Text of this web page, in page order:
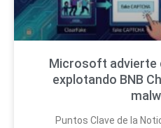
Microsoft advierte
explotando BNB
Puntos Clave de la